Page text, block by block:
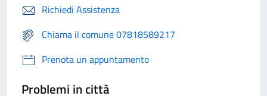
Richiedi Assistenza
Chiama il comune 07818589217
Prenota un appuntamento
Problemi in città